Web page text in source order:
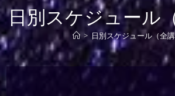
日別スケジュール
> 日別スケジュール（全講